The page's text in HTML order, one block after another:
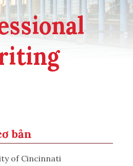
bản
of Cincinnati